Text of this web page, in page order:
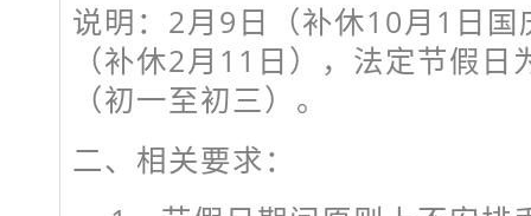
说明：2月9日（补休10月1日
（补休2月11日），法定节假
（初一至初三）。
二、相关要求：